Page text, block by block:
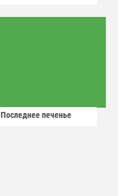
Последнее печенье